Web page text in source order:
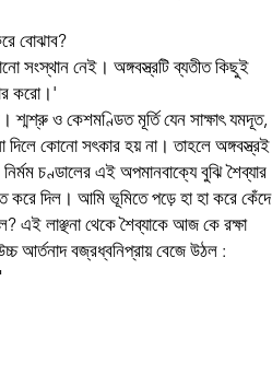
বোঝাব?
সংস্থান নেই। অঙ্গবস্ত্রটি ব্যতীত কিছুই
করো।'
শ্মশ্রু ও কেশমণ্ডিত মূর্তি যেন সাক্ষাৎ যমদূত,
কোনো সৎকার হয় না। তাহলে অঙ্গবস্ত্রই
চণ্ডালের এই অপমানবাক্যে বুঝি শৈব্যার
করে দিল। আমি ভূমিতে পড়ে হা হা করে কেঁদে
এই লাঞ্ছনা থেকে শৈব্যাকে আজ কে রক্ষা
আর্তনাদ বজ্রধ্বনিপ্রায় বেজে উঠল :